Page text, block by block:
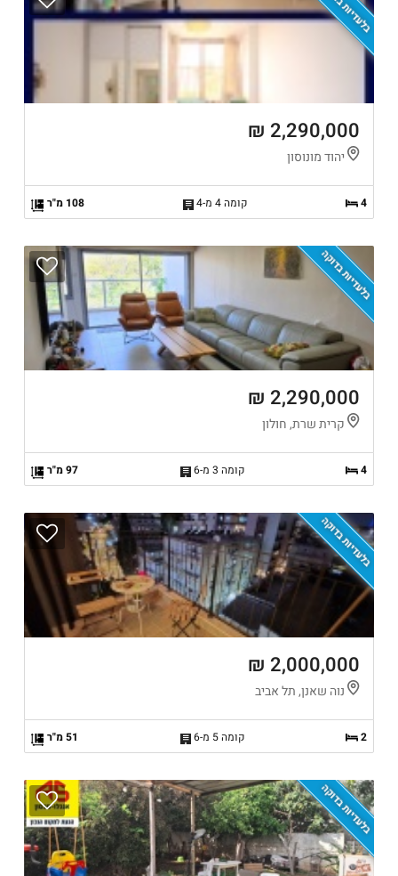
2,290,000 ₪
יהוד מונוסון
4 קומה 4 מ-4 108 מ"ר
בלעדיות בדוקה
2,290,000 ₪
קרית שרת, חולון
4 קומה 3 מ-6 97 מ"ר
בלעדיות בדוקה
2,000,000 ₪
נוה שאנן, תל אביב
2 קומה 5 מ-6 51 מ"ר
בלעדיות בדוקה